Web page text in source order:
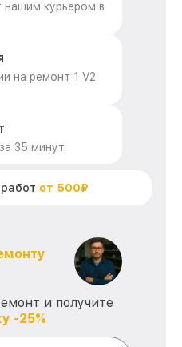
курьером в
на ремонт 1 V2
35 минут.
от 500₽
и получите
-25%